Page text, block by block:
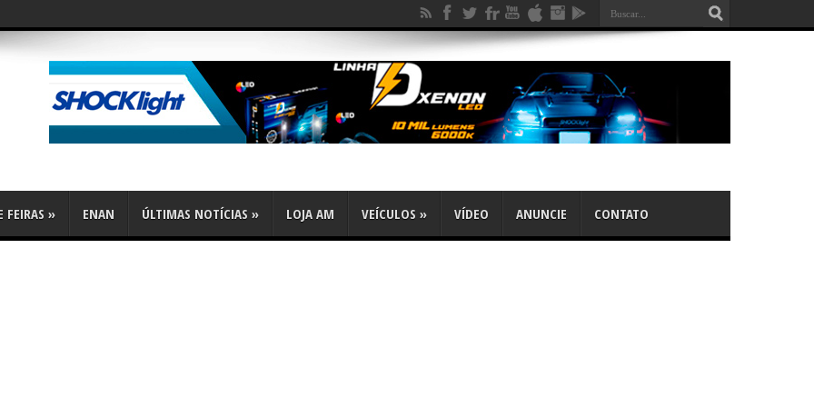
FEIRAS » ENAN ÚLTIMAS NOTÍCIAS » LOJA AM VEÍCULOS » VÍDEO ANUNCIE CONTATO